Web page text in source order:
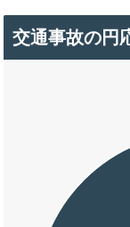
交通事故の円